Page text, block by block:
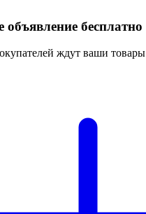
объявление бесплатно
ждут ваши товары